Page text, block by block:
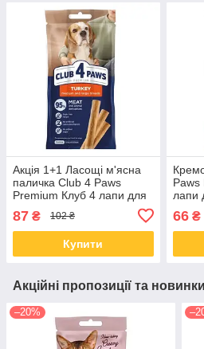
Акція 1+1 Ласощі м'ясна
паличка Club 4 Paws
Premium Клуб 4 лапи для
собак середніх та великих
порід з індичкою 60 гр
87 ₴ 102 ₴
Купити
Paws
лапи
66₴
Акційні пропозиції та новинки
–20%